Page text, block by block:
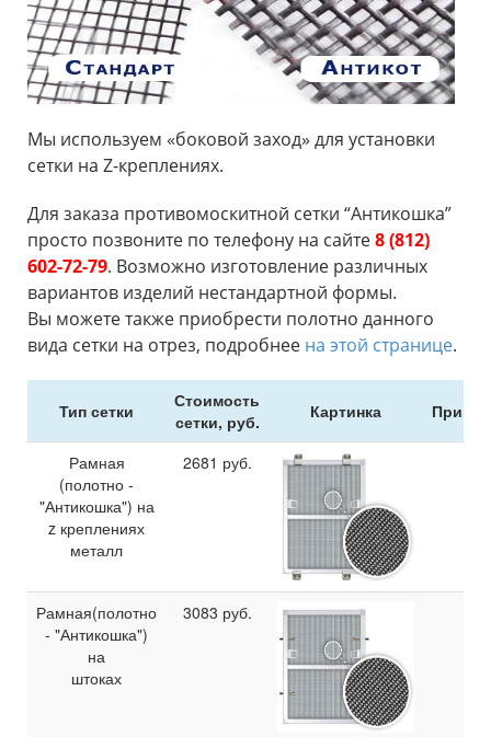
Мы используем «боковой заход» для установки
сетки на Z-креплениях.
Для заказа противомоскитной сетки “Антикошка”
просто позвоните по телефону на сайте8 (812)
602-72-79. Возможно изготовление различных
вариантов изделий нестандартной формы.
Вы можете также приобрести полотно данного
вида сетки на отрез, подробнее на этой странице.
Тип сетки
Стоимость
сетки, руб.
Картинка
Рамная
(полотно -
"Антикошка") на
z креплениях
металл
2681 руб.
Рамная(полотно
- "Антикошка")
на
штоках
3083 руб.